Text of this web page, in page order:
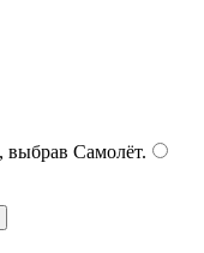
выбрав Самолёт.